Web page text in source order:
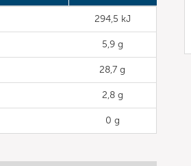
294,5 kJ
5,9 g
28,7 g
2,8 g
0 g